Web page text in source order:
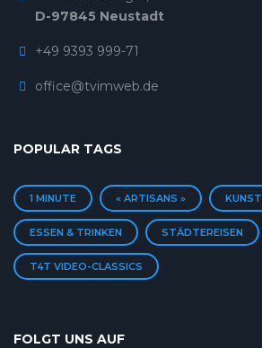
D-97845 Neustadt
+49 9393 999-71
office@tvimweb.de
POPULAR TAGS
1 MINUTE « ARTISANS » KUNST
ESSEN & TRINKEN STÄDTEREISEN
T4T VIDEO-CLASSICS
FOLGT UNS AUF